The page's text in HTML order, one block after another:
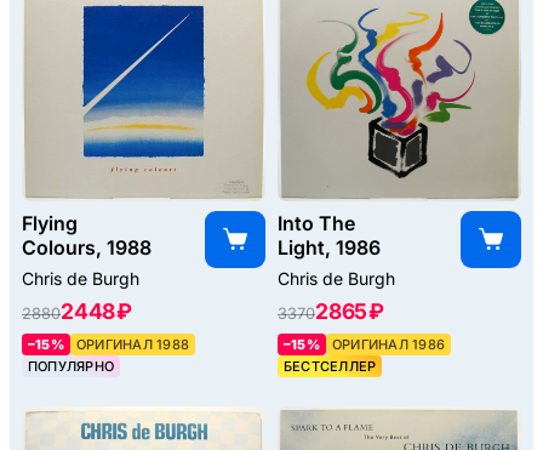
Flying
Colours, 1988
Chris de Burgh
28802448 ₽
–15%
ОРИГИНАЛ 1988
ПОПУЛЯРНО
Into The
Light, 1986
Chris de Burgh
33702865 ₽
–15%
ОРИГИНАЛ 1986
БЕСТСЕЛЛЕР